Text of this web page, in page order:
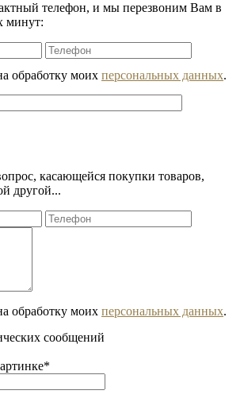
телефон, и мы перезвоним Вам в
минут:
обработку моих персональных данных.
касающейся покупки товаров,
другой...
обработку моих персональных данных.
сообщений
*